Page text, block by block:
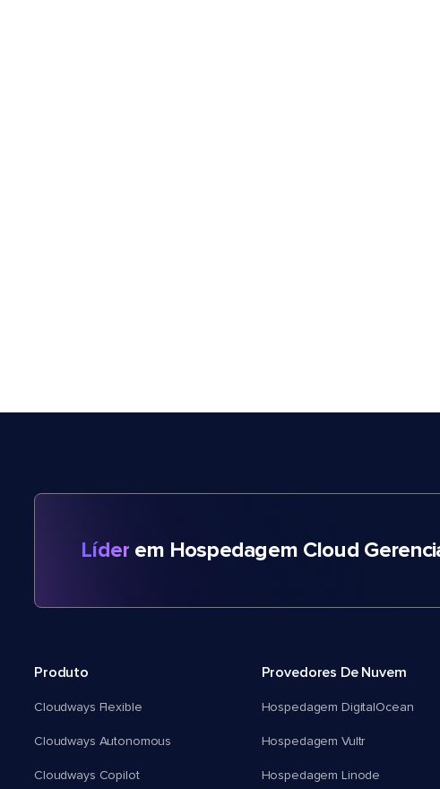
Líder em Hospedagem Cloud
Produto
Cloudways Flexible
Cloudways Autonomous
Cloudways Copilot
Provedores De Nuvem
Hospedagem DigitalOcean
Hospedagem Vultr
Hospedagem Linode